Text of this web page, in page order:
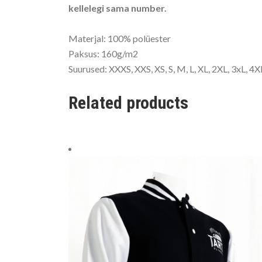
kellelegi sama number.
Materjal: 100% polüester
Paksus: 160g/m2
Suurused: XXXS, XXS, XS, S, M, L, XL, 2XL, 3xL,
Related products